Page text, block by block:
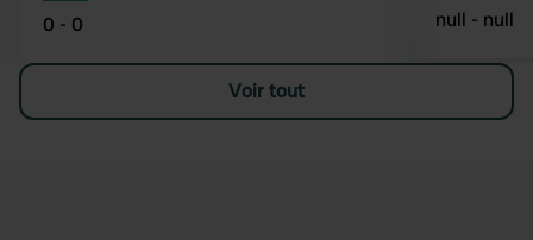
0 - 0 null - null
Voir tout